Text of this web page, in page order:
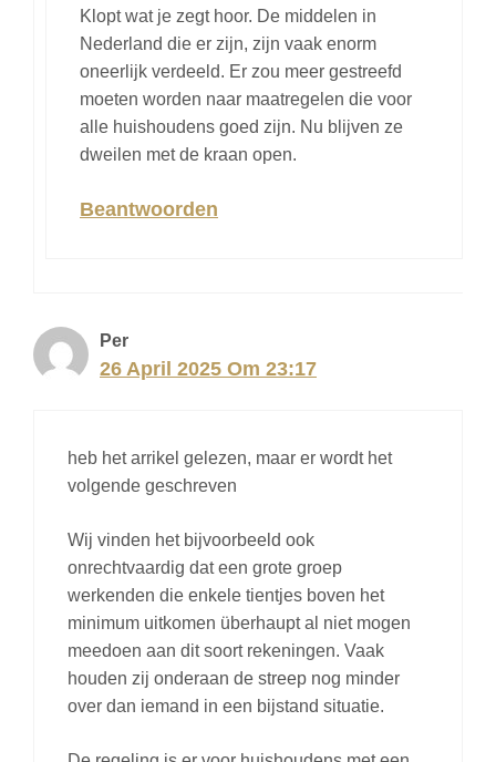
Klopt wat je zegt hoor. De middelen in
Nederland die er zijn, zijn vaak enorm
oneerlijk verdeeld. Er zou meer gestreefd
moeten worden naar maatregelen die voor
alle huishoudens goed zijn. Nu blijven ze
dweilen met de kraan open.
Beantwoorden
Per
26 April 2025 Om 23:17
heb het arrikel gelezen, maar er wordt het
volgende geschreven
Wij vinden het bijvoorbeeld ook
onrechtvaardig dat een grote groep
werkenden die enkele tientjes boven het
minimum uitkomen überhaupt al niet mogen
meedoen aan dit soort rekeningen. Vaak
houden zij onderaan de streep nog minder
over dan iemand in een bijstand situatie.